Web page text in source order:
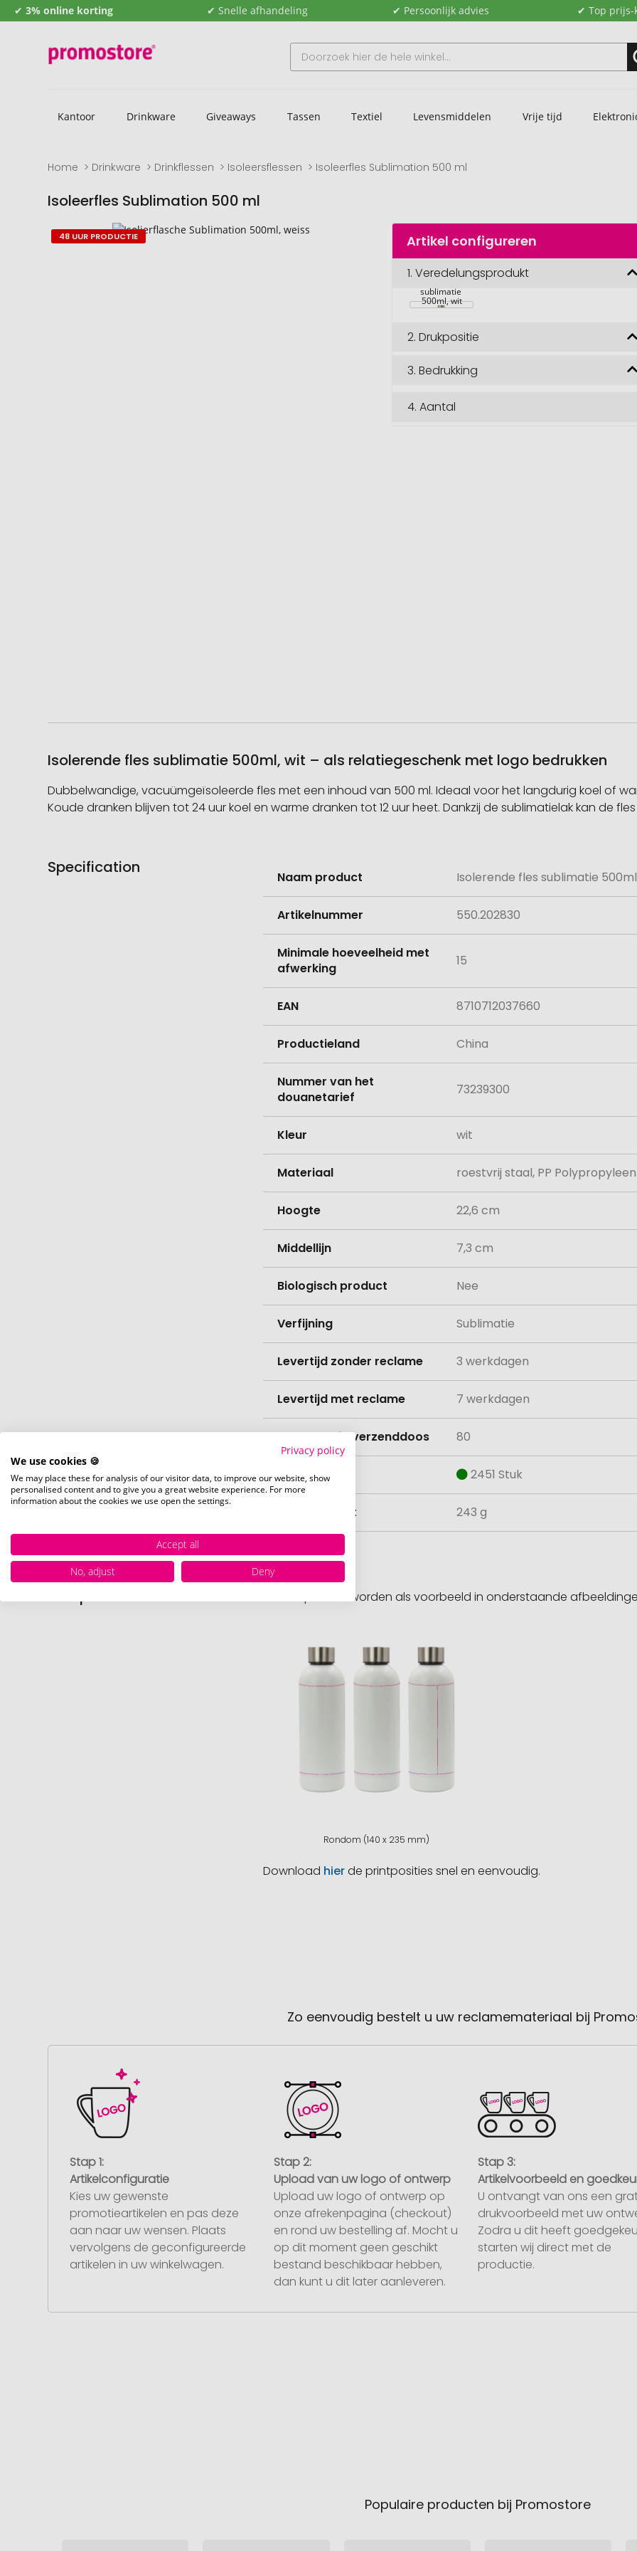
✔ 3% online korting ✔ Snelle afhandeling ✔ Persoonlijk advies ✔ Top
Kantoor Drinkware Giveaways Tassen Textiel Levensmiddelen Vrije tijd
Home Drinkware Drinkflessen Isoleersflessen Isoleerfles Sublimation 500 ml
Isoleerfles Sublimation 500 ml
Naar
het
Naar
het
48 UUR PRODUCTIE Artikel configureren
1.Veredelungsprodukt
sublimatie
500ml, wit
2.Drukpositie
3.Bedrukking
4.Aantal
Isolerende fles sublimatie 500ml, wit – als relatiegeschenk met logo bedrukken
Dubbelwandige, vacuümgeïsoleerde fles met een inhoud van 500 ml. Ideaal voor het langdurig koel of
Koude dranken blijven tot 24 uur koel en warme dranken tot 12 uur heet. Dankzij de sublimatielak kan de
Specification
informatie
Naam product Isolerende fles sublimatie
Artikelnummer 550.202830
Minimale hoeveelheid met
afwerking
15
EAN 8710712037660
Productieland China
Nummer van het
douanetarief
73239300
Kleur wit
Materiaal roestvrij staal, PP Polypropyleen
Hoogte 22,6 cm
Middellijn 7,3 cm
Biologisch product Nee
Verfijning Sublimatie
Levertijd zonder reclame 3 werkdagen
Levertijd met reclame 7 werkdagen
Hoeveelheid verzenddoos 80
Voorraad 2451 Stuk
Nettogewicht 243 g
Drukpositie De drukposities worden als voorbeeld in onderstaande
Rondom (140 x 235 mm)
Download hierde printposities snel en eenvoudig.
Zo eenvoudig bestelt u uw reclamemateriaal bij
Stap 1:
Artikelconfiguratie
Kies uw gewenste
promotieartikelen en pas deze
aan naar uw wensen. Plaats
vervolgens de geconfigureerde
artikelen in uw winkelwagen.
Stap 2:
Upload van uw logo of ontwerp
Upload uw logo of ontwerp op
onze afrekenpagina (checkout)
en rond uw bestelling af. Mocht u
op dit moment geen geschikt
bestand beschikbaar hebben,
dan kunt u dit later aanleveren.
Stap 3:
Artikelvoorbeeld en
U ontvangt van ons een
drukvoorbeeld met uw
Zodra u dit heeft
starten wij direct met de
productie.
Populaire producten bij Promostore
Privacy policy
We use cookies 🍪
We may place these for analysis of our visitor data, to improve our website, show
personalised content and to give you a great website experience. For more
information about the cookies we use open the settings.
Accept all
No, adjust
Deny